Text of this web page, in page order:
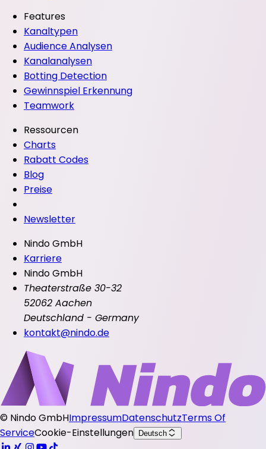
Features
Kanaltypen
Audience Analysen
Kanalanalysen
Botting Detection
Gewinnspiel Erkennung
Teamwork
Ressourcen
Charts
Rabatt Codes
Blog
Preise
Newsletter
Nindo GmbH
Karriere
Nindo GmbH
Theaterstraße 30-32
52062 Aachen
Deutschland - Germany
kontakt@nindo.de
© Nindo GmbHImpressumDatenschutzTerms Of
ServiceCookie-Einstellungen Deutsch